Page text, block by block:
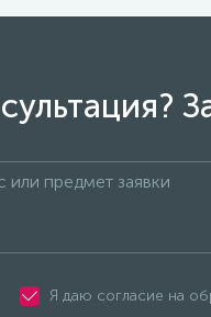
Я даю согласие на